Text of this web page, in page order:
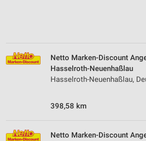
Netto Marken-Discount
Hasselroth-Neuenhaßlau
Hasselroth-Neuenhaßlau,
398,58 km
Netto Marken-Discount